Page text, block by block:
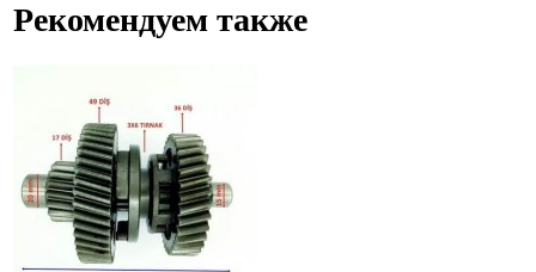
Рекомендуем также